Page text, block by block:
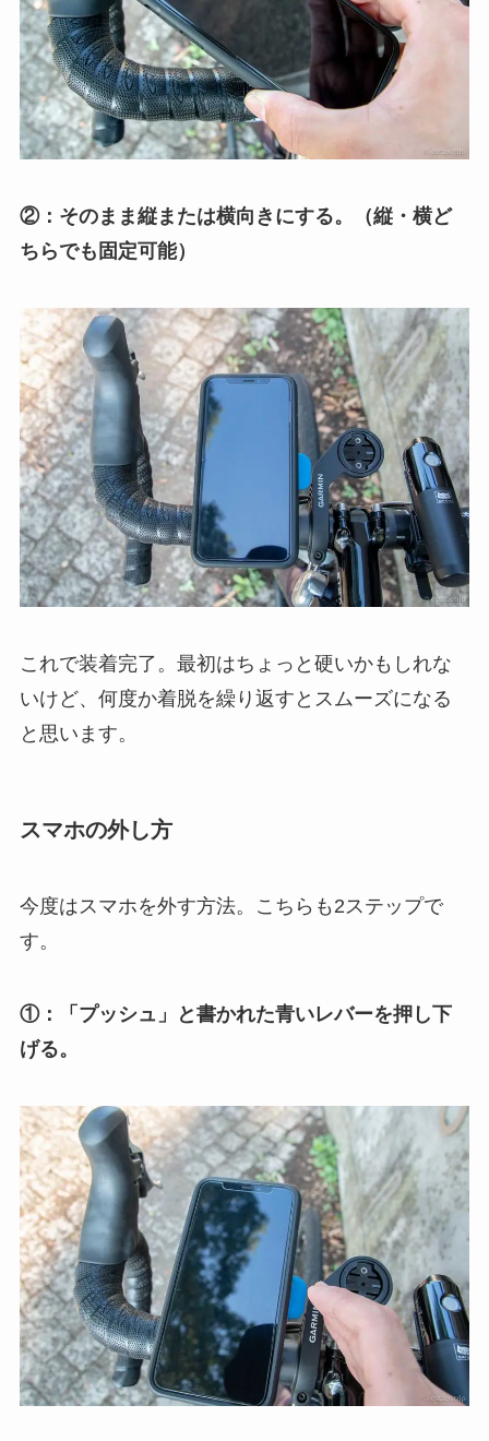
②：そのまま縦または横向きにする。（縦・横ど
ちらでも固定可能）
これで装着完了。最初はちょっと硬いかもしれな
いけど、何度か着脱を繰り返すとスムーズになる
と思います。
スマホの外し方
今度はスマホを外す方法。こちらも2ステップで
す。
①：「プッシュ」と書かれた青いレバーを押し下
げる。